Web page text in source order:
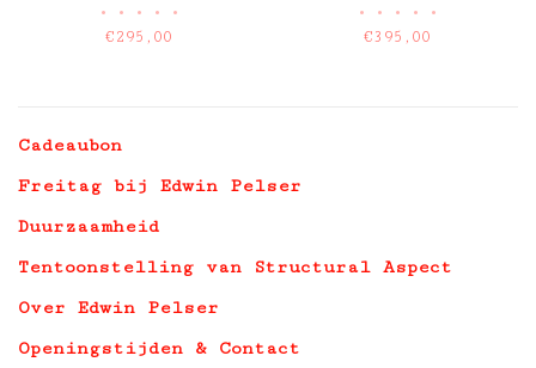
• • • • •
€295,00
• • • • •
€395,00
Cadeaubon
Freitag bij Edwin Pelser
Duurzaamheid
Tentoonstelling van Structural Aspect
Over Edwin Pelser
Openingstijden & Contact